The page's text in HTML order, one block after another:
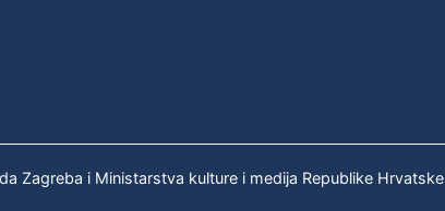
Zagreba i Ministarstva kulture i medija Republike Hrvatske